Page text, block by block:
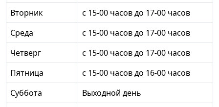
Вторник
с 15-00 часов до 17-00 часов
Среда
с 15-00 часов до 17-00 часов
Четверг
с 15-00 часов до 17-00 часов
Пятница
с 15-00 часов до 16-00 часов
Суббота
Выходной день